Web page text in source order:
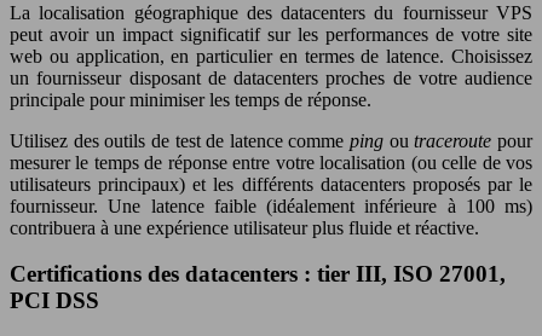
La localisation géographique des datacenters du fournisseur VPS
peut avoir un impact significatif sur les performances de votre site
web ou application, en particulier en termes de latence. Choisissez
un fournisseur disposant de datacenters proches de votre audience
principale pour minimiser les temps de réponse.
Utilisez des outils de test de latence commeping outraceroute pour
mesurer le temps de réponse entre votre localisation (ou celle de vos
utilisateurs principaux) et les différents datacenters proposés par le
fournisseur. Une latence faible (idéalement inférieure à 100 ms)
contribuera à une expérience utilisateur plus fluide et réactive.
Certifications des datacenters : tier III, ISO 27001,
PCI DSS